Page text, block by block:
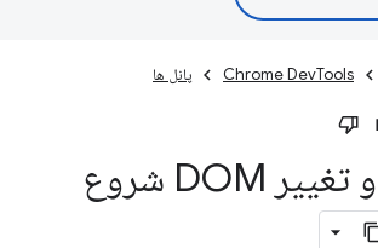
Chrome DevTools پانل ها
با مشاهده و تغییر DOM شروع